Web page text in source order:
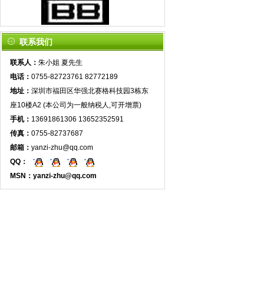
联系我们
联系人： 朱小姐 夏先生
电话： 0755-82723761 82772189
地址： 深圳市福田区华强北赛格科技园3栋东
座10楼A2 (本公司为一般纳税人,可开增票)
手机： 13691861306 13652352591
传真： 0755-82737687
邮箱： yanzi-zhu@qq.com
QQ：
MSN：yanzi-zhu@qq.com